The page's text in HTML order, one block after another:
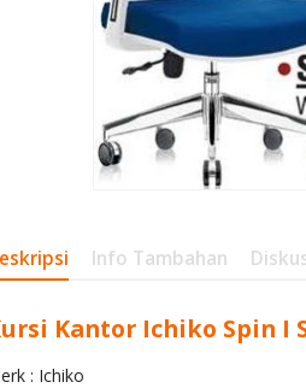
Info Tambahan
Kantor Ichiko Spin I
: Ichiko